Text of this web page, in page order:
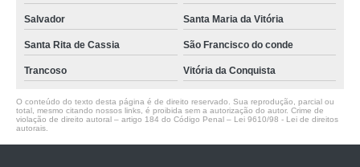
Salvador Santa Maria da Vitória
Santa Rita de Cassia São Francisco do conde
Trancoso Vitória da Conquista
O conteúdo do texto desta página é de direito reservado. Sua reprodução, parcial ou
total, mesmo citando nossos links, é proibida sem a autorização do autor. Crime de
violação de direito autoral – artigo 184 do Código Penal – Lei 9610/98 - Lei de direitos
autorais